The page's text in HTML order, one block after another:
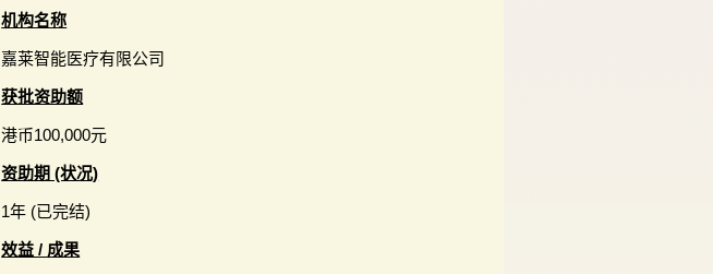
机构名称
嘉莱智能医疗有限公司
获批资助额
港币100,000元
资助期 (状况)
1年 (已完结)
效益 / 成果